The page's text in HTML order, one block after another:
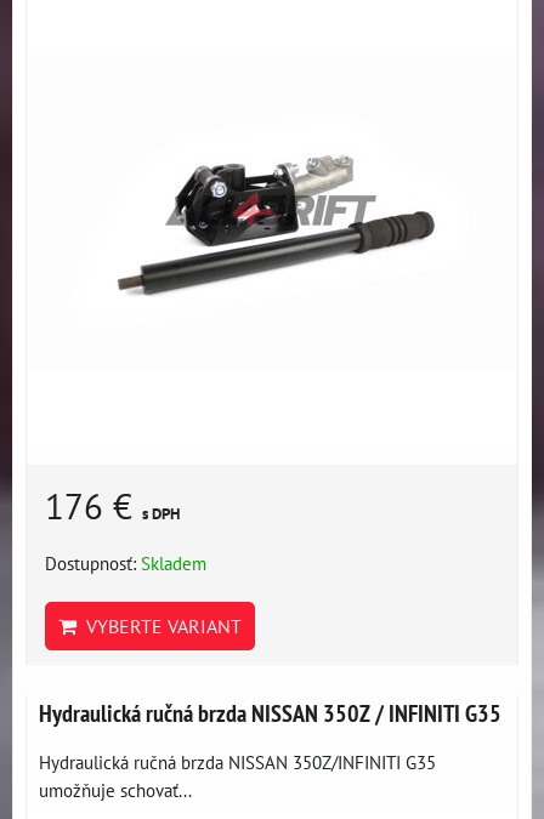
176 € s DPH
Dostupnosť: Skladem
VYBERTE VARIANT
Hydraulická ručná brzda NISSAN 350Z / INFINITI G35
Hydraulická ručná brzda NISSAN 350Z/INFINITI G35
umožňuje schovať...